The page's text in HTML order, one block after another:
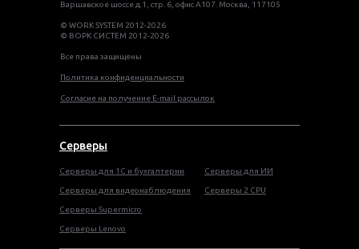
Варшавское шоссе д.1, стр. 6, офис А107. Москва, 117105
© WORK SYSTEM 2012-2026
© ВОРК СИСТЕМ 2012-2026
Все права защищены
Политика конфиденциальности
Согласие на получение E-mail рассылок
Серверы
Серверы для 1С и бухгалтерии
Серверы для видеонаблюдения
Серверы Supermicro
Серверы Lenovo
Серверы для ИИ
Серверы 2 CPU